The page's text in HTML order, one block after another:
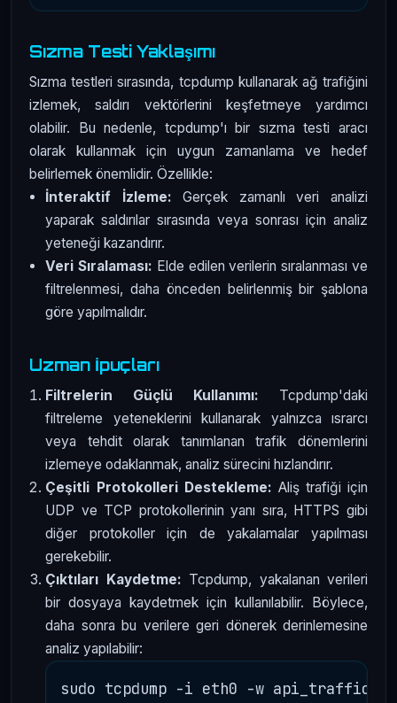
Sızma Testi Yaklaşımı
Sızma testleri sırasında, tcpdump kullanarak ağ trafiğini
izlemek, saldırı vektörlerini keşfetmeye yardımcı
olabilir. Bu nedenle, tcpdump'ı bir sızma testi aracı
olarak kullanmak için uygun zamanlama ve hedef
belirlemek önemlidir. Özellikle:
İnteraktif İzleme: Gerçek zamanlı veri analizi
yaparak saldırılar sırasında veya sonrası için analiz
yeteneği kazandırır.
Veri Sıralaması: Elde edilen verilerin sıralanması ve
filtrelenmesi, daha önceden belirlenmiş bir şablona
göre yapılmalıdır.
Uzman İpuçları
Filtrelerin Güçlü Kullanımı: Tcpdump'daki
filtreleme yeteneklerini kullanarak yalnızca ısrarcı
veya tehdit olarak tanımlanan trafik dönemlerini
izlemeye odaklanmak, analiz sürecini hızlandırır.
Çeşitli Protokolleri Destekleme: Aliş trafiği için
UDP ve TCP protokollerinin yanı sıra, HTTPS gibi
diğer protokoller için de yakalamalar yapılması
gerekebilir.
Çıktıları Kaydetme: Tcpdump, yakalanan verileri
bir dosyaya kaydetmek için kullanılabilir. Böylece,
daha sonra bu verilere geri dönerek derinlemesine
analiz yapılabilir: